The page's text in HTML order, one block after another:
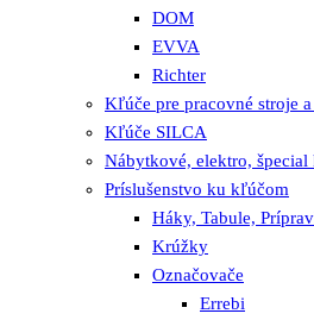
DOM
EVVA
Richter
Kľúče pre pracovné stroje a
Kľúče SILCA
Nábytkové, elektro, špecial
Príslušenstvo ku kľúčom
Háky, Tabule,
Krúžky
Označovače
Errebi